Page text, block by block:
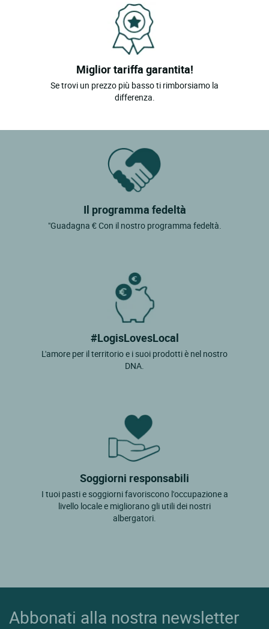
Miglior tariffa garantita!
Se trovi un prezzo più basso ti rimborsiamo la
differenza.
Il programma fedeltà
"Guadagna € Con il nostro programma fedeltà.
#LogisLovesLocal
L'amore per il territorio e i suoi prodotti è nel nostro
DNA.
Soggiorni responsabili
I tuoi pasti e soggiorni favoriscono l'occupazione a
livello locale e migliorano gli utili dei nostri
albergatori.
Abbonati alla nostra newsletter